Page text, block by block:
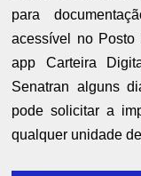
para
acessível no
app Carteira
Senatran alguns
pode solicitar a
qualquer unidade